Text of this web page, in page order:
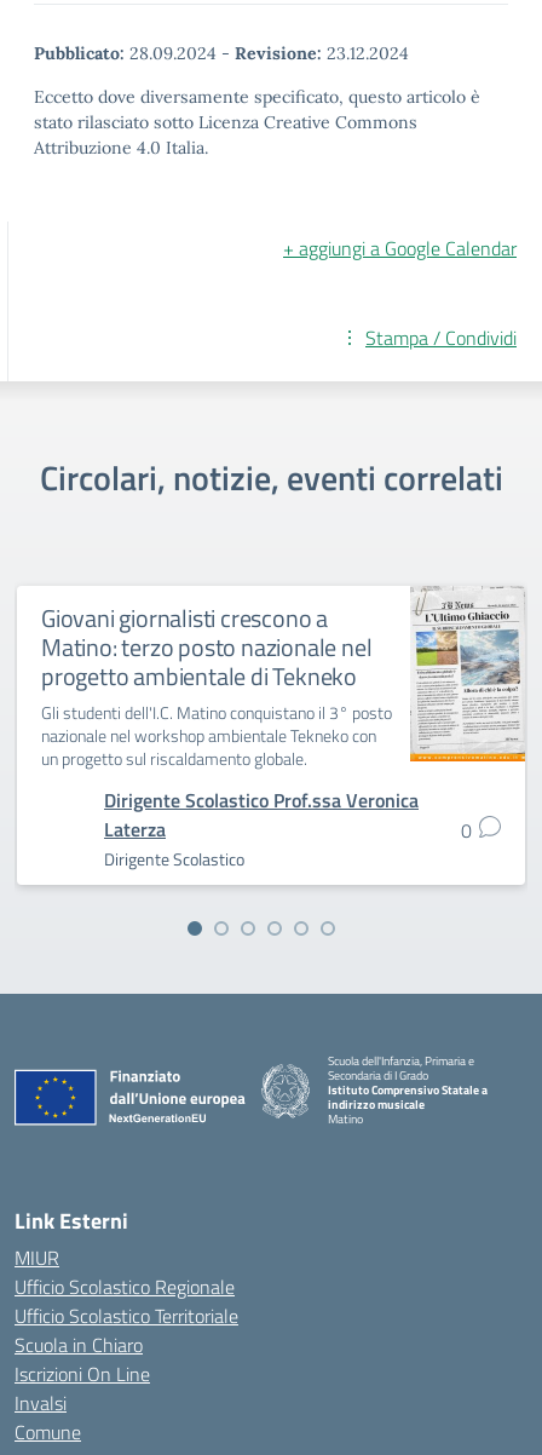
Pubblicato: 28.09.2024 - Revisione: 23.12.2024
Eccetto dove diversamente specificato, questo articolo è
stato rilasciato sotto Licenza Creative Commons
Attribuzione 4.0 Italia.
+ aggiungi a Google Calendar
Stampa / Condividi
Circolari, notizie, eventi correlati
Giovani giornalisti crescono a
Matino: terzo posto nazionale nel
progetto ambientale di Tekneko
Gli studenti dell'I.C. Matino conquistano il 3° posto
nazionale nel workshop ambientale Tekneko con
un progetto sul riscaldamento globale.
Dirigente Scolastico Prof.ssa Veronica
Laterza
Dirigente Scolastico
0
Scuola dell'Infanzia, Primaria e
Secondaria di I Grado
Istituto Comprensivo Statale a
indirizzo musicale
Matino
Link Esterni
MIUR
Ufficio Scolastico Regionale
Ufficio Scolastico Territoriale
Scuola in Chiaro
Iscrizioni On Line
Invalsi
Comune